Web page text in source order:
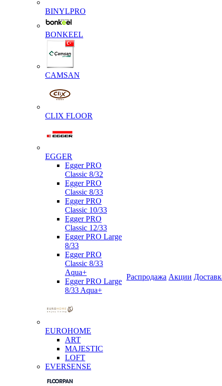
BINYLPRO
BONKEEL
CAMSAN
CLIX FLOOR
EGGER
Egger PRO
Classic 8/32
Egger PRO
Classic 8/33
Egger PRO
Classic 10/33
Egger PRO
Classic 12/33
Egger PRO Large
8/33
Egger PRO
Classic 8/33
Aqua+
Egger PRO Large
8/33 Aqua+
EUROHOME
ART
MAJESTIC
LOFT
EVERSENSE
Распродажа Акции